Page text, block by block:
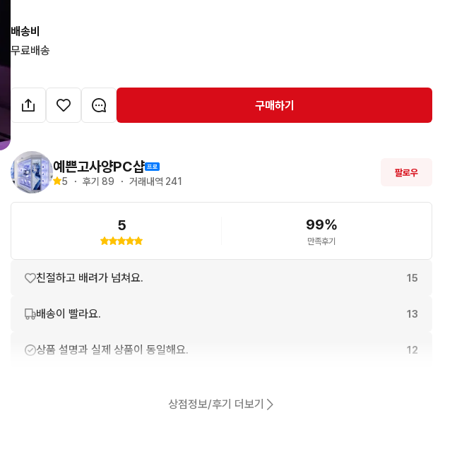
다크플래쉬 DV360S MAX 화이트 CPU 쿨러
LED BAR + 화이트 RGB 케이블 장착
윈도우11 정품
판매가 420만원.
연락언제든 주세요~
배송비
무료배송
구매하기
예쁜고사양PC샵
5 ・ 후기 89 ・ 거래내역 241
팔로우
5 99%
만족후기
친절하고 배려가 넘쳐요. 15
배송이 빨라요. 13
상품 설명과 실제 상품이 동일해요. 12
상점정보/후기 더보기